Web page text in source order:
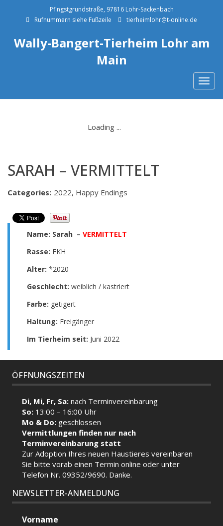
Pfingstgrundstraße, 97816 Lohr-Sackenbach
Rufnummern siehe Fußzeile
tierheimlohr@t-online.de
Wally-Bangert-Tierheim Lohr am
Main
SARAH – VERMITTELT
Categories: 2022, Happy Endings
Name: Sarah – VERMITTELT
Rasse: EKH
Alter: *2020
Geschlecht: weiblich / kastriert
Farbe: getigert
Haltung: Freigänger
Im Tierheim seit: Juni 2022
ÖFFNUNGSZEITEN
Di, Mi, Fr, Sa:nach Terminvereinbarung
So: 13:00 – 16:00 Uhr
Mo & Do: geschlossen
Vermittlungen finden nur nach
Terminvereinbarung statt
Zur Adoption Ihres neuen Haustieres vereinbaren
Sie bitte vorab einen Terminonline oder unter
Telefon Nr. 09352/9690. Danke.
NEWSLETTER-ANMELDUNG
Vorname